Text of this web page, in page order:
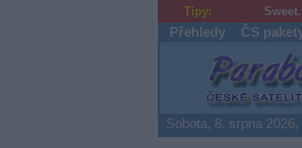
Tipy:
Přehledy ČS
Sobota, 8. srpna